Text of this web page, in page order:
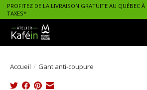
PROFITEZ DE LA LIVRAISON GRATUITE AU QUÉBEC
TAXES*
Accueil / Gant anti-coupure